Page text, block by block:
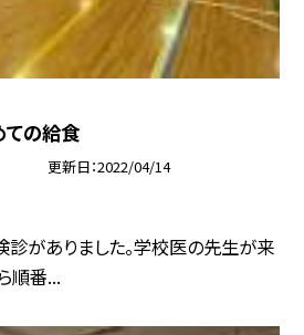
ての給食
更新日 2022/04/14
がありました。学校医の先生が来
順番...